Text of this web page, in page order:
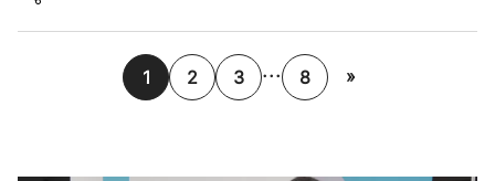
1 2 3 ... 8 »